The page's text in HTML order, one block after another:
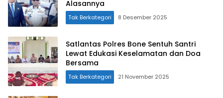
Alasannya
Tak Berkategori 8 Desember 2025
Satlantas Polres Bone Sentuh Santri
Lewat Edukasi Keselamatan dan Doa
Bersama
Tak Berkategori 21 November 2025